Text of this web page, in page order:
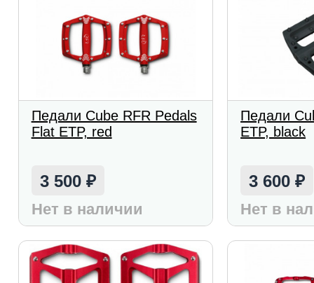
Педали Cube RFR Pedals
Flat ETP, red
3 500 ₽
Нет в наличии
Педали
ETP, black
3 600₽
Нет в